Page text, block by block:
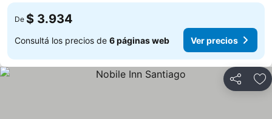
De $ 3.934
Consultá los precios de 6 páginas web Ver precios
Compartir